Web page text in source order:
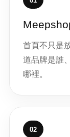
首頁不只是
道品牌是誰
哪裡。
02